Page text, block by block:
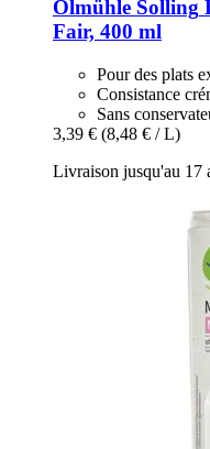
Ölmühle Solling
Fair, 400 ml
Pour des plats
Consistance
Sans
3,39 € (8,48 € / L)
Livraison jusqu'au 17